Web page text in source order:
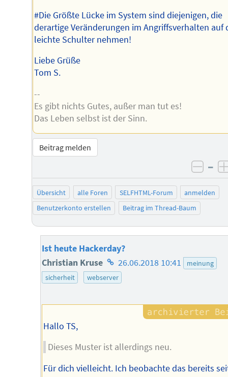
#Die Größte Lücke im System sind diejenigen, die
derartige Veränderungen im Angriffsverhalten auf
leichte Schulter nehmen!
Liebe Grüße
Tom S.
--
Es gibt nichts Gutes, außer man tut es!
Das Leben selbst ist der Sinn.
Beitrag melden
–
Übersicht alle Foren SELFHTML-Forum
anmelden
Benutzerkonto erstellen
Beitrag im Thread-Baum
Ist heute Hackerday?
Christian Kruse Homepage
des
26.06.2018 10:41
meinung
sicherheit
webserver
Hallo TS,
Dieses Muster ist allerdings neu.
Für dich vielleicht. Ich beobachte das bereits